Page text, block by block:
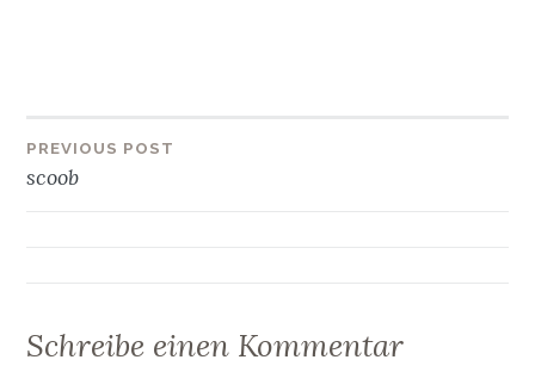
Beitragsnavigation
PREVIOUS POST
scoob
Schreibe einen Kommentar